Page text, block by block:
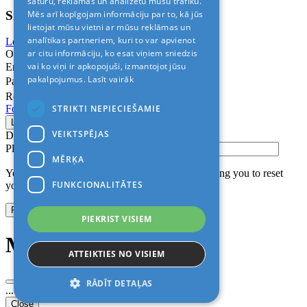
Sign In
Login with Facebook Login with Google
Or
Email
Password
Remember me
Forgot Password?
Don’t have an account?
Please confirm login email below
You will receive an email containing a link allowing you to reset
your password to a new preferred one.
Modal title
...
Close
Mēs arī kopīgojam informāciju par to, kā jūs
lietojat mūsu vietni ar mūsu reklāmas un
analītikas partneriem, kuri to var apvienot
ar citu informāciju, ko esat viņiem sniedzis
vai ko viņi ir apkopojuši, izmantojot jūsu
pakalpojumus. Lasīt vairāk
STRIKTI NEPIECIEŠAMIE
VEIKTSPĒJAS
MĒRĶA
FUNKCIONALITĀTES
PIEKRIST VISIEM
ATTEIKTIES NO VISIEM
RĀDĪT DETAĻAS